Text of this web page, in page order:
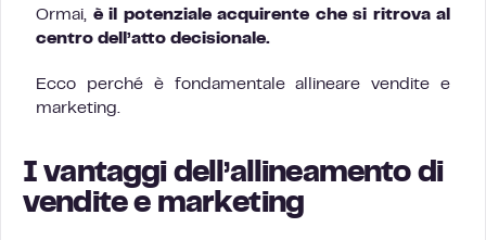
Ormai, è il potenziale acquirente che si ritrova al
centro dell’atto decisionale.
Ecco perché è fondamentale allineare vendite e
marketing.
I vantaggi dell’allineamento di
vendite e marketing